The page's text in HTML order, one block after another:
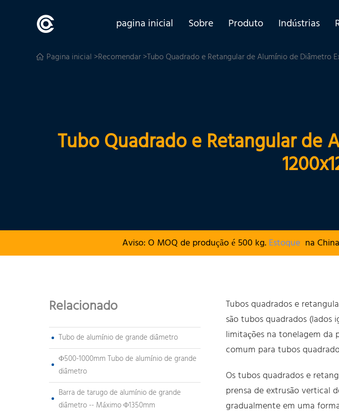
pagina inicial Sobre Produto Indústrias
Pagina inicial>Recomendar>Tubo Quadrado e Retangular de Alumínio de Diâmetro
Tubo Quadrado e Retangular de
Aviso: O MOQ de produção é 500 kg. Estoque na
Relacionado
Tubo de alumínio de grande diâmetro
Φ500-1000mm Tubo de alumínio de grande
diâmetro
Barra de tarugo de alumínio de grande
diâmetro -- Máximo Φ1350mm
Tubos quadrados e
são tubos quadrados (lados
limitações na tonelagem da
comum para tubos
Os tubos quadrados e
prensa de extrusão vertical
gradualmente em uma